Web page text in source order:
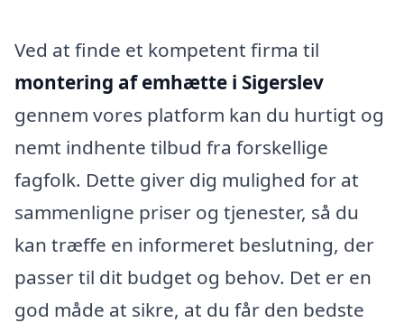
Ved at finde et kompetent firma til
montering af emhætte i Sigerslev
gennem vores platform kan du hurtigt og
nemt indhente tilbud fra forskellige
fagfolk. Dette giver dig mulighed for at
sammenligne priser og tjenester, så du
kan træffe en informeret beslutning, der
passer til dit budget og behov. Det er en
god måde at sikre, at du får den bedste